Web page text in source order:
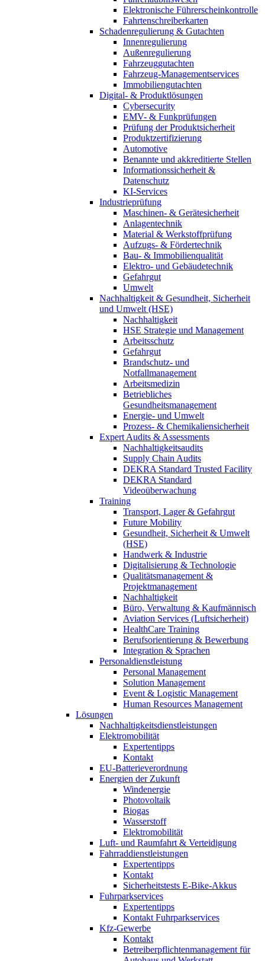
Elektronische Führerscheinkontrolle
Fahrtenschreiberkarten
Schadenregulierung & Gutachten
Innenregulierung
Außenregulierung
Fahrzeuggutachten
Fahrzeug-Managementservices
Immobiliengutachten
Digital- & Produktlösungen
Cybersecurity
EMV- & Funkprüfungen
Prüfung der Produktsicherheit
Produktzertifizierung
Automotive
Benannte und akkreditierte Stellen
Informationssicherheit &
Datenschutz
KI-Services
Industrieprüfung
Maschinen- & Gerätesicherheit
Anlagentechnik
Material & Werkstoffprüfung
Aufzugs- & Fördertechnik
Bau- & Immobilienqualität
Elektro- und Gebäudetechnik
Gefahrgut
Umwelt
Nachhaltigkeit & Gesundheit, Sicherheit
und Umwelt (HSE)
Nachhaltigkeit
HSE Strategie und Management
Arbeitsschutz
Gefahrgut
Brandschutz- und
Notfallmanagement
Arbeitsmedizin
Betriebliches
Gesundheitsmanagement
Energie- und Umwelt
Prozess- & Chemikaliensicherheit
Expert Audits & Assessments
Nachhaltigkeitsaudits
Supply Chain Audits
DEKRA Standard Trusted Facility
DEKRA Standard
Videoüberwachung
Training
Transport, Lager & Gefahrgut
Future Mobility
Gesundheit, Sicherheit & Umwelt
(HSE)
Handwerk & Industrie
Digitalisierung & Technologie
Qualitätsmanagement &
Projektmanagement
Nachhaltigkeit
Büro, Verwaltung & Kaufmännisch
Aviation Services (Luftsicherheit)
HealthCare Training
Berufsorientierung & Bewerbung
Integration & Sprachen
Personaldienstleistung
Personal Management
Solution Management
Event & Logistic Management
Human Resources Management
Lösungen
Nachhaltigkeitsdienstleistungen
Elektromobilität
Expertentipps
Kontakt
EU-Batterieverordnung
Energien der Zukunft
Windenergie
Photovoltaik
Biogas
Wasserstoff
Elektromobilität
Luft- und Raumfahrt & Verteidigung
Fahrraddienstleistungen
Expertentipps
Kontakt
Sicherheitstests E-Bike-Akkus
Fuhrparkservices
Expertentipps
Kontakt Fuhrparkservices
Kfz-Gewerbe
Kontakt
Betreiberpflichtenmanagement für